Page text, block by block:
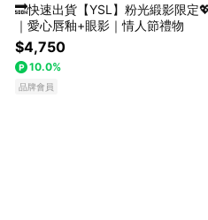
🔜快速出貨【YSL】粉光緞影限定
｜愛心唇釉+眼影｜情人節禮物
$4,750
10.0%
品牌會員